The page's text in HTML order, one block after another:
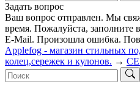
Задать вопрос
Ваш вопрос отправлен. Мы
время. Пожалуйста, заполните
E-Mail. Произошла ошибка.
Applefog - магазин стильных
колец,сережек и кулонов. →